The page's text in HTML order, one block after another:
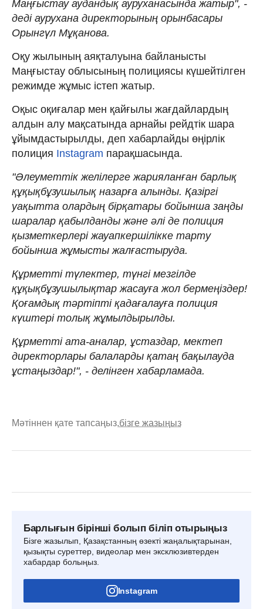
Маңғыстау аудандық ауруханасында жатыр", -
деді аурухана директорының орынбасары
Орынгүл Мұқанова.
Оқу жылының аяқталуына байланысты
Маңғыстау облысының полициясы күшейтілген
режимде жұмыс істеп жатыр.
Оқыс оқиғалар мен қайғылы жағдайлардың
алдын алу мақсатында арнайы рейдтік шара
ұйымдастырылды, деп хабарлайды өңірлік
полиция Instagram парақшасында.
"Әлеуметтік желілерге жарияланған барлық
құқықбұзушылық назарға алынды. Қазіргі
уақытта олардың бірқатары бойынша заңды
шаралар қабылданды және әлі де полиция
қызметкерлері жауапкершілікке тарту
бойынша жұмысты жалғастыруда.
Құрметті түлектер, түнгі мезгілде
құқықбұзушылықтар жасауға жол бермеңіздер!
Қоғамдық тәртіпті қадағалауға полиция
күштері толық жұмылдырылды.
Құрметті ата-аналар, ұстаздар, мектеп
директорлары балаларды қатаң бақылауда
ұстаңыздар!", - делінген хабарламада.
Мәтіннен қате тапсаңыз,бізге жазыңыз
Барлығын бірінші болып біліп отырыңыз
Бізге жазылып, Қазақстанның өзекті жаңалықтарынан,
қызықты суреттер, видеолар мен эксклюзивтерден
хабардар болыңыз.
Instagram